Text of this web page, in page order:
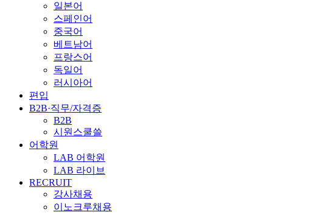
일본어
스페인어
중국어
베트남어
프랑스어
독일어
러시아어
편입
B2B·직무/자격증
B2B
시원스쿨쓸
어학원
LAB 어학원
LAB 라이브
RECRUIT
강사채용
이노크루채용